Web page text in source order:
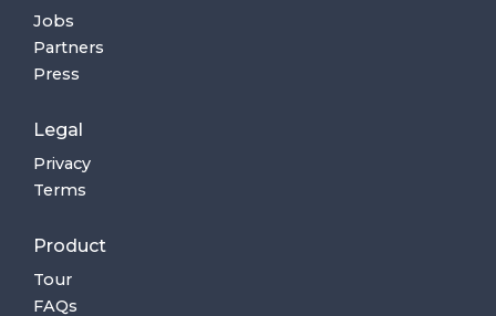
Jobs
Partners
Press
Legal
Privacy
Terms
Product
Tour
FAQs